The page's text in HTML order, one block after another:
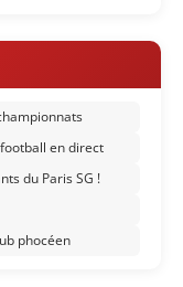
en direct
du Paris SG !
phocéen